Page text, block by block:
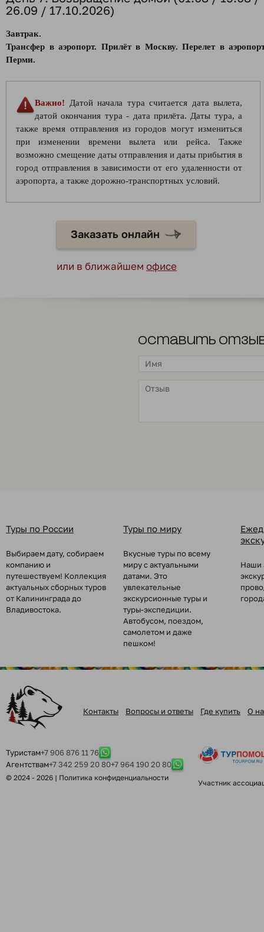
26.09 / 17.10.2026)
Завтрак.
Трансфер в аэропорт. Прилёт в Москву. Перелет в
Перми.
Важно! Датой начала тура считается дата вылета,
датой окончания тура - дата прилёта. Даты тура, а
также время отправления из городов могут измениться
при изменении времени вылета или рейса. Также
возможно смещение даты отправления и даты прибытия в
город отправления в зависимости от его удаленности от
аэропорта, а также дорожно-транспортных условий.
Заказать онлайн
или в ближайшем офисе
Оставить
Туры по России
Выбираем дату, собираем
компанию и
путешествуем! Коллекция
актуальных сборных туров
от Калининграда до
Владивостока.
Туры по миру
Вкусные туры по всему
миру с актуальными
датами. Это
увлекательные
экскурсионные туры и
туры-экспедиции.
Автобусом, поездом,
самолетом и даже
пешком!
Наши
Контакты Вопросы и ответы Где купить О
Туристам+7 906 876 11 76
Агентствам+7 342 259 20 80+7 964 190 20 80
© 2024 - 2026 | Политика конфиденциальности
Участник